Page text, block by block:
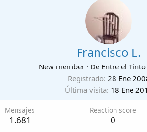
Francisco L.
New member · De Entre el
Registrado 28 Ene
Última visita 18 Ene
Mensajes
1.681
Reaction score
0